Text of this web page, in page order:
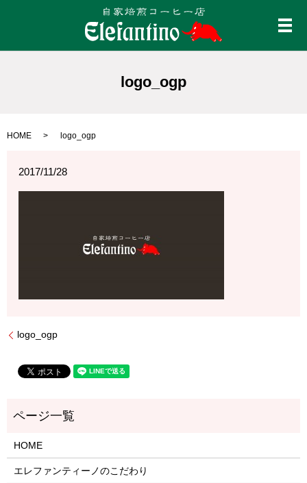
メ
logo_ogp
HOME logo_ogp
2017/11/28
logo_ogp
HOME
エレファンティーノのこだわり